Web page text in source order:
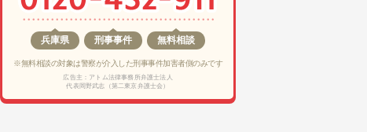
兵庫県 刑事事件 無料相談
※無料相談の対象は警察が介入した刑事事件加害者側のみです
広告主：アトム法律事務所弁護士法人
代表岡野武志（第二東京弁護士会）